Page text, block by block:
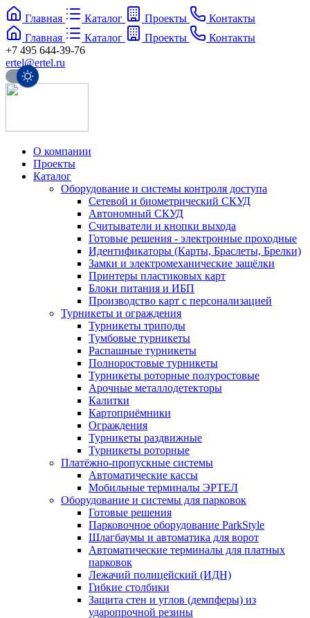
Главная Каталог Проекты
Контакты
Главная
Каталог Проекты
Контакты
+7 495 644-39-76
ertel@ertel.ru
О компании
Проекты
Каталог
Оборудование и системы контроля доступа
Сетевой и биометрический СКУД
Автономный СКУД
Считыватели и кнопки выхода
Готовые решения - электронные проходные
Идентификаторы (Карты, Браслеты, Брелки)
Замки и электромеханические защёлки
Принтеры пластиковых карт
Блоки питания и ИБП
Производство карт с персонализацией
Турникеты и ограждения
Турникеты триподы
Тумбовые турникеты
Распашные турникеты
Полноростовые турникеты
Турникеты роторные полуростовые
Арочные металлодетекторы
Калитки
Картоприёмники
Ограждения
Турникеты раздвижные
Турникеты роторные
Платёжно-пропускные системы
Автоматические кассы
Мобильные терминалы ЭРТЕЛ
Оборудование и системы для парковок
Готовые решения
Парковочное оборудование ParkStyle
Шлагбаумы и автоматика для ворот
Автоматические терминалы для платных
парковок
Лежачий полицейский (ИДН)
Гибкие столбики
Защита стен и углов (демпферы) из
ударопрочной резины